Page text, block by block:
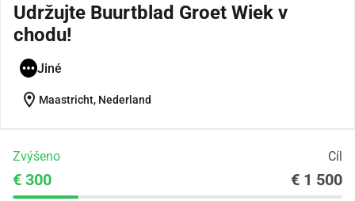
Udržujte Buurtblad Groet Wiek v
chodu!
Jiné
location_on Maastricht, Nederland
Zvýšeno Cíl
€ 300 € 1 500